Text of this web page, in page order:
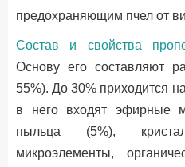
предохраняющим пчел от
Состав и свойства
Основу его составляют
55%). До 30% приходится
в него входят эфирные
пыльца (5%),
микроэлементы,